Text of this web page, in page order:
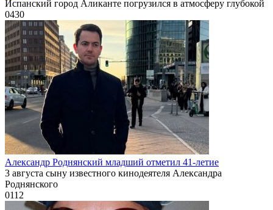
Испанский город Аликанте погрузился в атмосферу глубокой
0430
Александр Роднянский младший отметил 41-летие
3 августа сыну известного кинодеятеля Александра
Роднянского
0112